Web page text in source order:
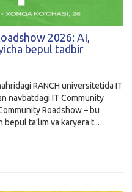
2026: AI,
bepul tadbir
RANCH universitetida IT
navbatdagi IT Community
Roadshow – bu
bepul ta’lim va karyera t...